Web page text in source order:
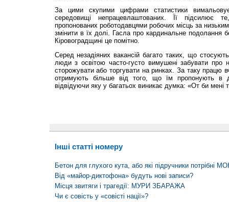
За цими скупими цифрами статистики
середовищі непрацевлаштованих. Її підсилює
пропонованих роботодавцями робочих місць за
змінити в їх долі. Гасла про кардинальне подолання
Кіровоградщині це помітно.
Серед незадіяних вакансій багато таких, що
люди з освітою часто-густо вимушені забувати про
сторожувати або торгувати на ринках. За таку працю
отримують більше від того, що їм пропонують в
відвідуючи яку у багатьох виникає думка: «От би мені
Інші статті номеру
Бетон для глухого кута, або які підручники потрібні
Від «майор-диктофона» будуть нові записи?
Місця звитяги і трагедії: МУРИ ЗБАРАЖА
Чи є совість у «совісті нації»?